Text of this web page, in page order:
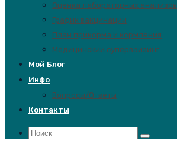
Оценка лабораторных анализов
График вакцинации
План прикорма и кормления
Медицинский супервайзинг
Мой Блог
Инфо
Вопросы/Ответы
Контакты